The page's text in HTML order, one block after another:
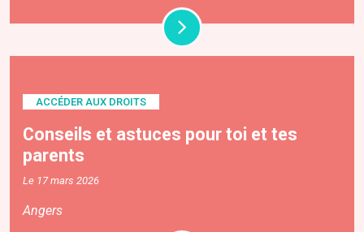
ACCÉDER AUX DROITS
Conseils et astuces pour toi et tes
parents
Le 17 mars 2026
Angers